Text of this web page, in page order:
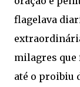
flagelava
milagres que
até o proibiu